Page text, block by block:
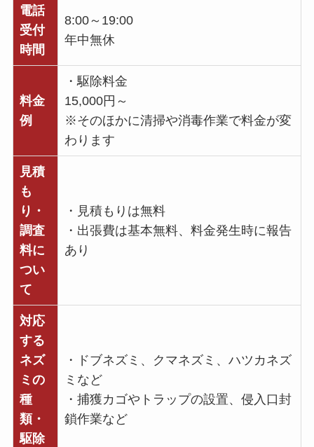
電話
受付
時間
8:00～19:00
年中無休
料金
例
・駆除料金
15,000円～
※そのほかに清掃や消毒作業で料金が変
わります
見積
も
り・
調査
料に
つい
て
・見積もりは無料
・出張費は基本無料、料金発生時に報告
あり
対応
する
ネズ
ミの
種
類・
駆除
・ドブネズミ、クマネズミ、ハツカネズ
ミなど
・捕獲カゴやトラップの設置、侵入口封
鎖作業など